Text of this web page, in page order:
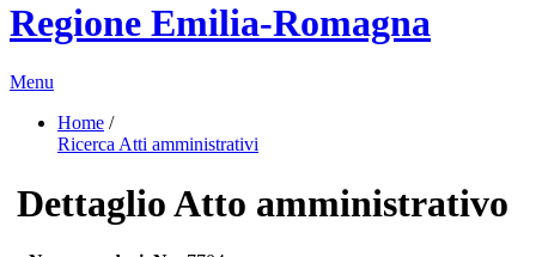
Regione Emilia-Romagna
Menu
Home /
Ricerca Atti amministrativi
Dettaglio Atto amministrativo